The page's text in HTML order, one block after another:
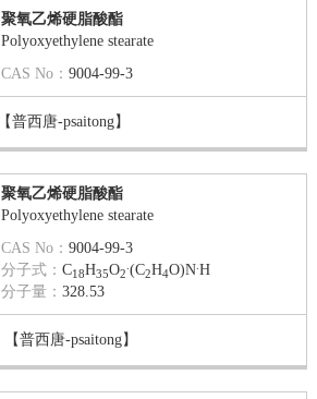
聚氧乙烯硬脂酸酯
Polyoxyethylene stearate
CAS No：9004-99-3
【普西唐-psaitong】
聚氧乙烯硬脂酸酯
Polyoxyethylene stearate
CAS No：9004-99-3
分子式：C18H35O2 (C2H4O)N .H
分子量：328.53
【普西唐-psaitong】